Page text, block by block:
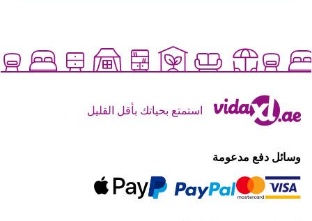
استمتع بحياتك بأقل القليل
وسائل دفع مدعومة